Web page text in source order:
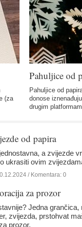
(za
Pahuljice od
Pahuljice od
donose
drugim
od papira
a zvijezde
ukrasiti ovim
/ Komentara: 0
za prozor
Jedna
zvijezda, prstohvat
prozor.